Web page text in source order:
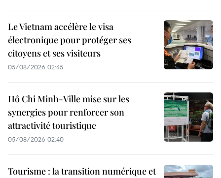
Le Vietnam accélère le visa
électronique pour protéger ses
citoyens et ses visiteurs
05/08/2026 02:45
Hô Chi Minh-Ville mise sur les
synergies pour renforcer son
attractivité touristique
05/08/2026 02:40
Tourisme : la transition numérique et